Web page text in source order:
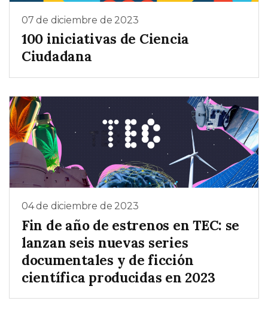
07 de diciembre de 2023
100 iniciativas de Ciencia
Ciudadana
04 de diciembre de 2023
Fin de año de estrenos en TEC: se
lanzan seis nuevas series
documentales y de ficción
científica producidas en 2023